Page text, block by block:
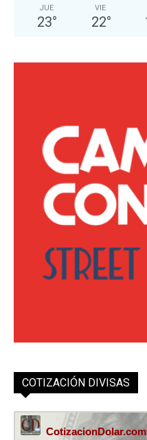
JUE
23°
VIE
22°
COTIZACIÓN DIVISAS